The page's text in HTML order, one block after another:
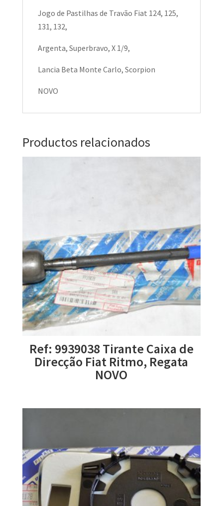
Jogo de Pastilhas de Travão Fiat 124, 125,
131, 132,
Argenta, Superbravo, X 1/9,
Lancia Beta Monte Carlo, Scorpion
NOVO
Productos relacionados
Ref: 9939038 Tirante Caixa de
Direcção Fiat Ritmo, Regata
NOVO